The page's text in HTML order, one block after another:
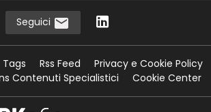
Seguici
Tags Rss Feed
Privacy e Cookie Policy
Contenuti Specialistici
Cookie Center